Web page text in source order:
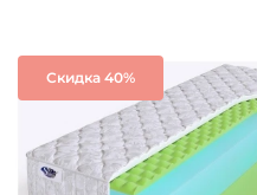
Скидка 40%